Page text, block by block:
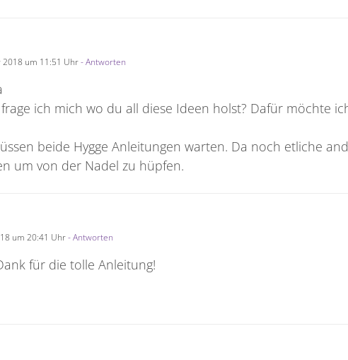
2018 um 11:51 Uhr- Antworten
ich mich wo du all diese Ideen holst? Dafür möchte
beide Hygge Anleitungen warten. Da noch etliche
um von der Nadel zu hüpfen.
um 20:41 Uhr- Antworten
für die tolle Anleitung!